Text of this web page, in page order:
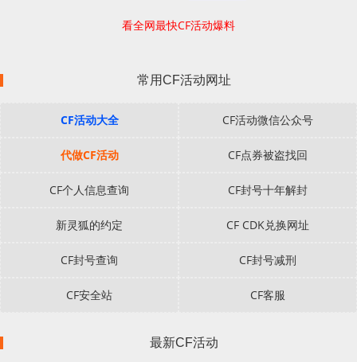
看全网最快CF活动爆料
常用CF活动网址
CF活动大全 CF活动微信公众号
代做CF活动 CF点券被盗找回
CF个人信息查询 CF封号十年解封
新灵狐的约定 CF CDK兑换网址
CF封号查询 CF封号减刑
CF安全站 CF客服
最新CF活动